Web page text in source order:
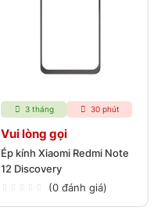
3 tháng 30 phút
Vui lòng gọi
Ép kính Xiaomi Redmi Note
12 Discovery
(0 đánh giá)